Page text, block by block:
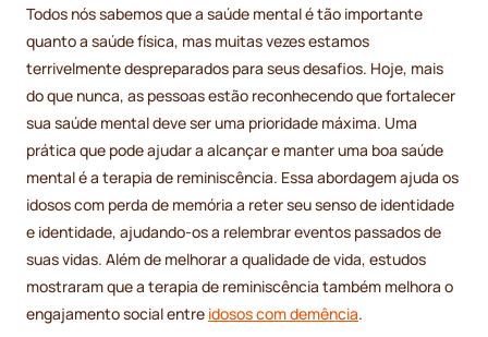
Todos nós sabemos que a saúde mental é tão importante
quanto a saúde física, mas muitas vezes estamos
terrivelmente despreparados para seus desafios. Hoje, mais
do que nunca, as pessoas estão reconhecendo que fortalecer
sua saúde mental deve ser uma prioridade máxima. Uma
prática que pode ajudar a alcançar e manter uma boa saúde
mental é a terapia de reminiscência. Essa abordagem ajuda os
idosos com perda de memória a reter seu senso de identidade
e identidade, ajudando-os a relembrar eventos passados de
suas vidas. Além de melhorar a qualidade de vida, estudos
mostraram que a terapia de reminiscência também melhora o
engajamento social entre idosos com demência.